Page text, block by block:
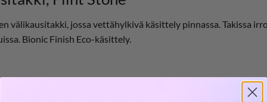
välikausitakki, jossa vettähylkivä käsittely pinnassa. Takissa
Bionic Finish Eco-käsittely.
vuori 65% polyesteriä ja 35% puuvillaa